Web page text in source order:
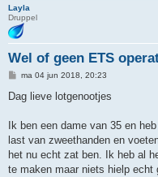
Layla
Druppel
Wel of geen ETS
B
r
h
ma 04 jun 2018, 20:23
Dag lieve lotgenootjes
Ik ben een dame van 35 en
last van zweethanden en
het nu echt zat ben. Ik heb al
te maken maar niets hielp echt